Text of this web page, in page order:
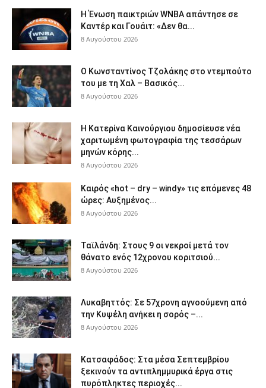
Η Ένωση παικτριών WNBA απάντησε σε
Καντέρ και Γουάιτ: «Δεν θα...
8 Αυγούστου 2026
Ο Κωνσταντίνος Τζολάκης στο ντεμπούτο
του με τη Χαλ – Βασικός...
8 Αυγούστου 2026
Η Κατερίνα Καινούργιου δημοσίευσε νέα
χαριτωμένη φωτογραφία της τεσσάρων
μηνών κόρης...
8 Αυγούστου 2026
Καιρός «hot – dry – windy» τις επόμενες 48
ώρες: Αυξημένος...
8 Αυγούστου 2026
Ταϊλάνδη: Στους 9 οι νεκροί μετά τον
θάνατο ενός 12χρονου κοριτσιού...
8 Αυγούστου 2026
Λυκαβηττός: Σε 57χρονη αγνοούμενη από
την Κυψέλη ανήκει η σορός –...
8 Αυγούστου 2026
Κατσαφάδος: Στα μέσα Σεπτεμβρίου
ξεκινούν τα αντιπλημμυρικά έργα στις
πυρόπληκτες περιοχές...